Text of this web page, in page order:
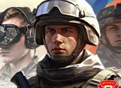
стали
Проведена
465 рабочих мест.